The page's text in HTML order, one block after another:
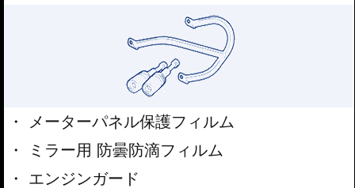
メーターパネル保護フィルム
ミラー用 防曇防滴フィルム
エンジンガード